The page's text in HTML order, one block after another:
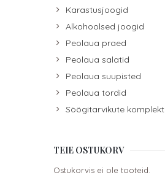
Karastusjoogid
Alkohoolsed joogid
Peolaua praed
Peolaua salatid
Peolaua suupisted
Peolaua tordid
Söögitarvikute komplekt
TEIE OSTUKORV
Ostukorvis ei ole tooteid.